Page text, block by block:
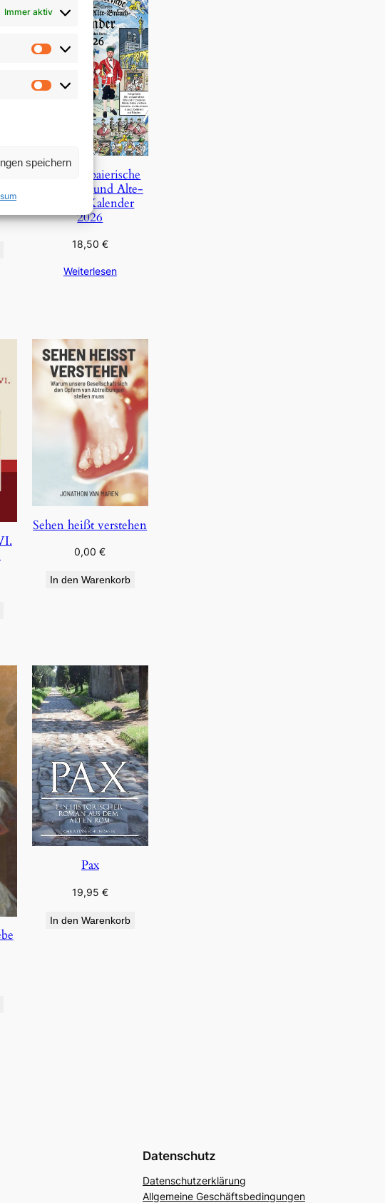
Immer aktiv
Vorlieben
Statistiken
speichern
Der Oberbaierische
Fest-Täg- und Alte-
Bräuch-Kalender
2026
18,50 €
Weiterlesen
Sehen heißt verstehen
0,00€
In den Warenkorb
Pax
19,95 €
In den Warenkorb
Datenschutz
Datenschutzerklärung
Allgemeine Geschäftsbedingungen